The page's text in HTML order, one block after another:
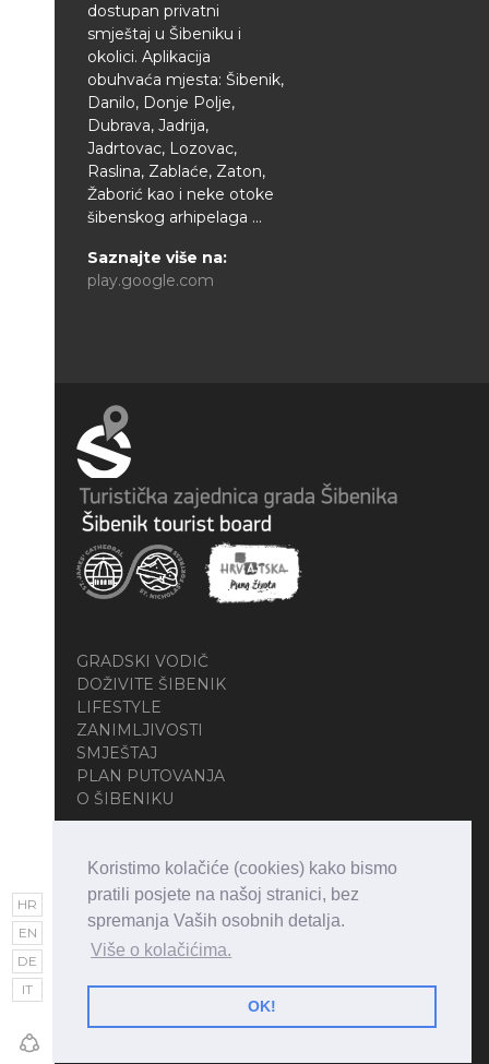
Koristimo kolačiće (cookies) kako bismo
pratili posjete na našoj stranici, bez
spremanja Vaših osobnih detalja.
Više o kolačićima.
OK!
HR
EN
DE
IT
dostupan privatni
smještaj u Šibeniku i
okolici. Aplikacija
obuhvaća mjesta: Šibenik,
Danilo, Donje Polje,
Dubrava, Jadrija,
Jadrtovac, Lozovac,
Raslina, Zablaće, Zaton,
Žaborić kao i neke otoke
šibenskog arhipelaga ...
Saznajte više na:
play.google.com
GRADSKI VODIČ
DOŽIVITE ŠIBENIK
LIFESTYLE
ZANIMLJIVOSTI
SMJEŠTAJ
PLAN PUTOVANJA
O ŠIBENIKU
Web design and development:MEDIAN Creative